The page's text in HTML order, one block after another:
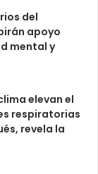
del
apoyo
mental y
elevan el
respiratorias
revela la